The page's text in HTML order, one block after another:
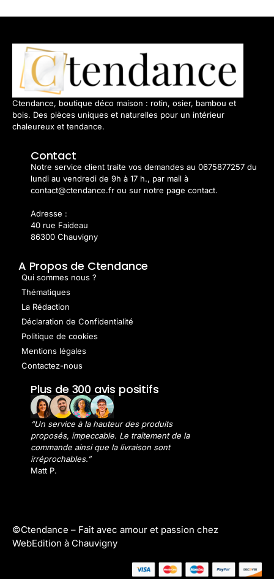
Ctendance, boutique déco maison : rotin, osier, bambou et
bois. Des pièces uniques et naturelles pour un intérieur
chaleureux et tendance.
Contact
Notre service client traite vos demandes au 0675877257 du
lundi au vendredi de 9h à 17 h., par mail à
contact@ctendance.fr ou sur notre page contact.
Adresse :
40 rue Faideau
86300 Chauvigny
A Propos de Ctendance
Qui sommes nous ?
Thématiques
La Rédaction
Déclaration de Confidentialité
Politique de cookies
Mentions légales
Contactez-nous
Plus de 300 avis positifs
“Un service à la hauteur des produits
proposés, impeccable. Le traitement de la
commande ainsi que la livraison sont
irréprochables.”
Matt P.
©Ctendance – Fait avec amour et passion chez
WebEdition à Chauvigny